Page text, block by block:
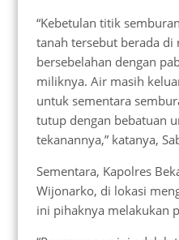
“Kebetulan titik
tanah tersebut berada
bersebelahan dengan
miliknya. Air masih
untuk sementara
tutup dengan bebatuan
tekanannya,” katanya,
Sementara, Kapolres
Wijonarko, di lokasi
ini pihaknya melakukan